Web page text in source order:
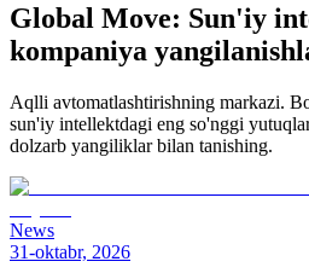
Global Move: Sun'iy
kompaniya
Aqlli avtomatlashtirishning markazi.
sun'iy intellektdagi eng so'nggi
dolzarb yangiliklar bilan tanishing.
News
31-oktabr, 2026